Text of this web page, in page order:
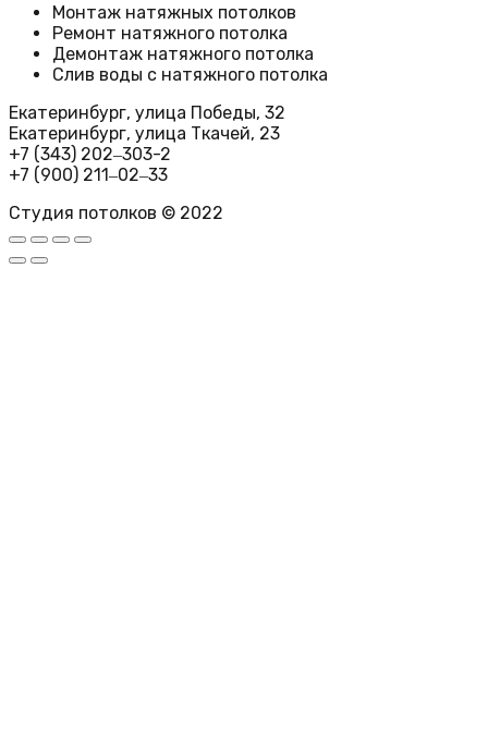
Монтаж натяжных потолков
Ремонт натяжного потолка
Демонтаж натяжного потолка
Слив воды с натяжного потолка
Екатеринбург, улица Победы, 32
Екатеринбург, улица Ткачей, 23​
+7 (343) 202‒303-2
+7 (900) 211‒02‒33
Студия потолков © 2022